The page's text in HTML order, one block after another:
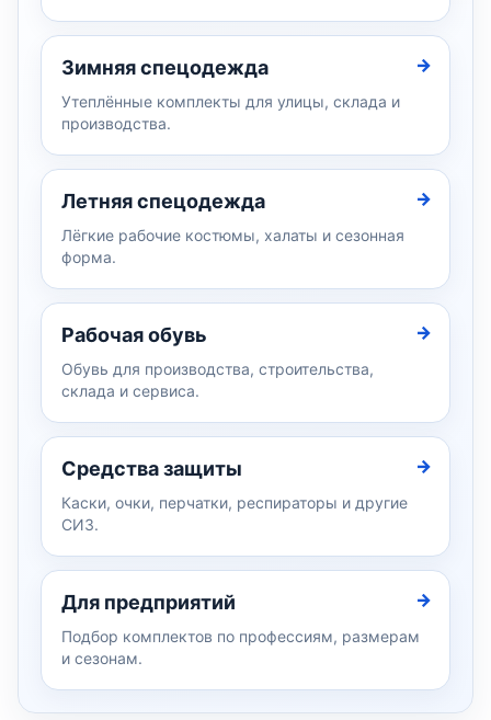
Зимняя спецодежда
Утеплённые комплекты для улицы, склада и
производства.
Летняя спецодежда
Лёгкие рабочие костюмы, халаты и сезонная
форма.
Рабочая обувь
Обувь для производства, строительства,
склада и сервиса.
Средства защиты
Каски, очки, перчатки, респираторы и другие
СИЗ.
Для предприятий
Подбор комплектов по профессиям, размерам
и сезонам.